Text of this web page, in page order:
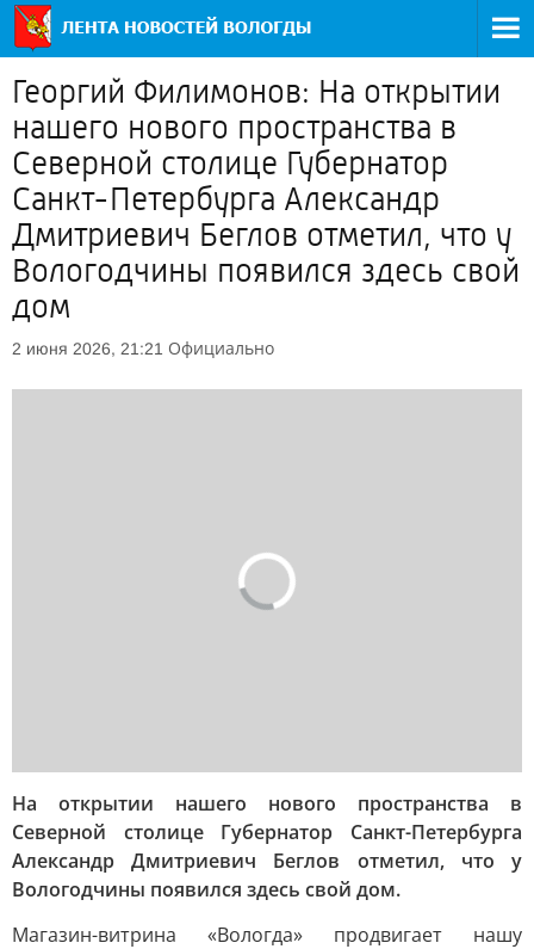
Георгий Филимонов: На открытии
нашего нового пространства в
Северной столице Губернатор
Санкт-Петербурга Александр
Дмитриевич Беглов отметил, что у
Вологодчины появился здесь свой
дом
2 июня 2026, 21:21 Официально
На открытии нашего нового пространства в
Северной столице Губернатор Санкт-Петербурга
Александр Дмитриевич Беглов отметил, что у
Вологодчины появился здесь свой дом.
Магазин-витрина «Вологда» продвигает нашу